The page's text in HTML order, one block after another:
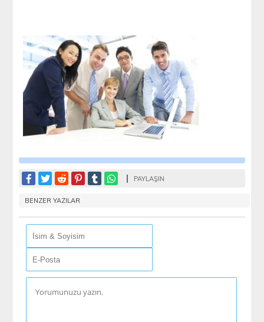
PAYLAŞIN
BENZER YAZILAR